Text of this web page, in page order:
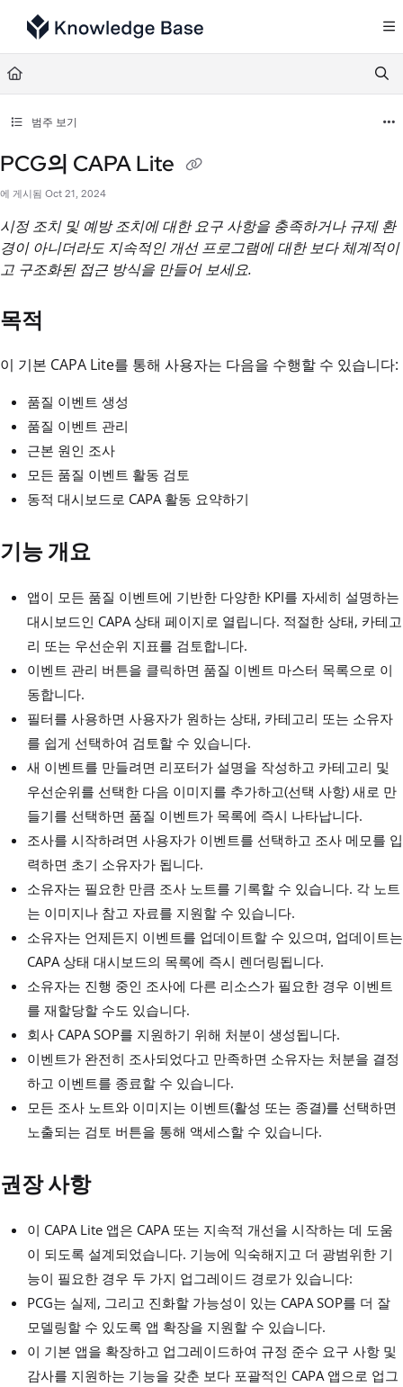
Documentation Index
Fetch the complete documentation index at:
Use this file to discover all available pages before exploring further.
범주 보기
PCG의 CAPA Lite
에 게시됨 Oct 21, 2024
시정 조치 및 예방 조치에 대한 요구 사항을 충족하거나 규제 환
경이 아니더라도 지속적인 개선 프로그램에 대한 보다 체계적이
고 구조화된 접근 방식을 만들어 보세요.
목적
이 기본 CAPA Lite를 통해 사용자는 다음을 수행할 수 있습니다:
품질 이벤트 생성
품질 이벤트 관리
근본 원인 조사
모든 품질 이벤트 활동 검토
동적 대시보드로 CAPA 활동 요약하기
기능 개요
앱이 모든 품질 이벤트에 기반한 다양한 KPI를 자세히 설명하는
대시보드인 CAPA 상태 페이지로 열립니다. 적절한 상태, 카테고
리 또는 우선순위 지표를 검토합니다.
이벤트 관리 버튼을 클릭하면 품질 이벤트 마스터 목록으로 이
동합니다.
필터를 사용하면 사용자가 원하는 상태, 카테고리 또는 소유자
를 쉽게 선택하여 검토할 수 있습니다.
새 이벤트를 만들려면 리포터가 설명을 작성하고 카테고리 및
우선순위를 선택한 다음 이미지를 추가하고(선택 사항) 새로 만
들기를 선택하면 품질 이벤트가 목록에 즉시 나타납니다.
조사를 시작하려면 사용자가 이벤트를 선택하고 조사 메모를 입
력하면 초기 소유자가 됩니다.
소유자는 필요한 만큼 조사 노트를 기록할 수 있습니다. 각 노트
는 이미지나 참고 자료를 지원할 수 있습니다.
소유자는 언제든지 이벤트를 업데이트할 수 있으며, 업데이트는
CAPA 상태 대시보드의 목록에 즉시 렌더링됩니다.
소유자는 진행 중인 조사에 다른 리소스가 필요한 경우 이벤트
를 재할당할 수도 있습니다.
회사 CAPA SOP를 지원하기 위해 처분이 생성됩니다.
이벤트가 완전히 조사되었다고 만족하면 소유자는 처분을 결정
하고 이벤트를 종료할 수 있습니다.
모든 조사 노트와 이미지는 이벤트(활성 또는 종결)를 선택하면
노출되는 검토 버튼을 통해 액세스할 수 있습니다.
권장 사항
이 CAPA Lite 앱은 CAPA 또는 지속적 개선을 시작하는 데 도움
이 되도록 설계되었습니다. 기능에 익숙해지고 더 광범위한 기
능이 필요한 경우 두 가지 업그레이드 경로가 있습니다:
PCG는 실제, 그리고 진화할 가능성이 있는 CAPA SOP를 더 잘
모델링할 수 있도록 앱 확장을 지원할 수 있습니다.
이 기본 앱을 확장하고 업그레이드하여 규정 준수 요구 사항 및
감사를 지원하는 기능을 갖춘 보다 포괄적인 CAPA 앱으로 업그